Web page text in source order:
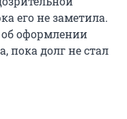
его не заметила.
оформлении
пока долг не стал